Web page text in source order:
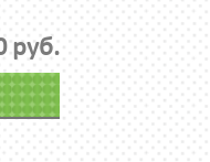
руб.